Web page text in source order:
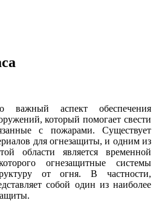
аспект обеспечения
который помогает свести
с пожарами. Существует
для огнезащиты, и одним из
области является временной
огнезащитные системы
от огня. В частности,
собой один из наиболее